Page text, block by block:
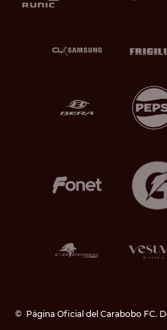
© Página Oficial del Carabobo FC.